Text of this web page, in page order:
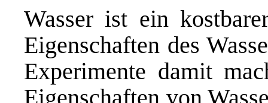
Wasser ist ein
Eigenschaften des
Experimente damit
Eigenschaften von